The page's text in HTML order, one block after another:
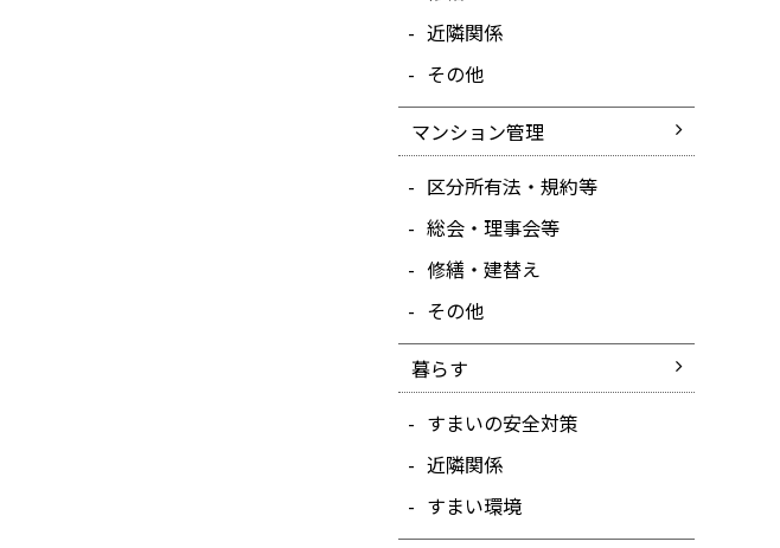
近隣関係
その他
マンション管理
区分所有法・規約等
総会・理事会等
修繕・建替え
その他
暮らす
すまいの安全対策
近隣関係
すまい環境